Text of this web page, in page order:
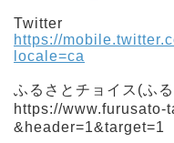
Twitter
https://
locale=ca
ふるさとチョイス(ふ
https://www.furusato-
&header=1&target=1